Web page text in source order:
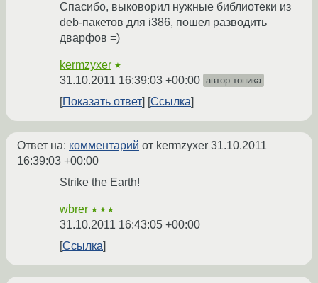
Спасибо, выковорил нужные библиотеки из
deb-пакетов для i386, пошел разводить
дварфов =)
kermzyxer ★
31.10.2011 16:39:03 +00:00 автор топика
Показать ответ Ссылка
Ответ на: комментарий от kermzyxer 31.10.2011
16:39:03 +00:00
Strike the Earth!
wbrer ★★★
31.10.2011 16:43:05 +00:00
Ссылка